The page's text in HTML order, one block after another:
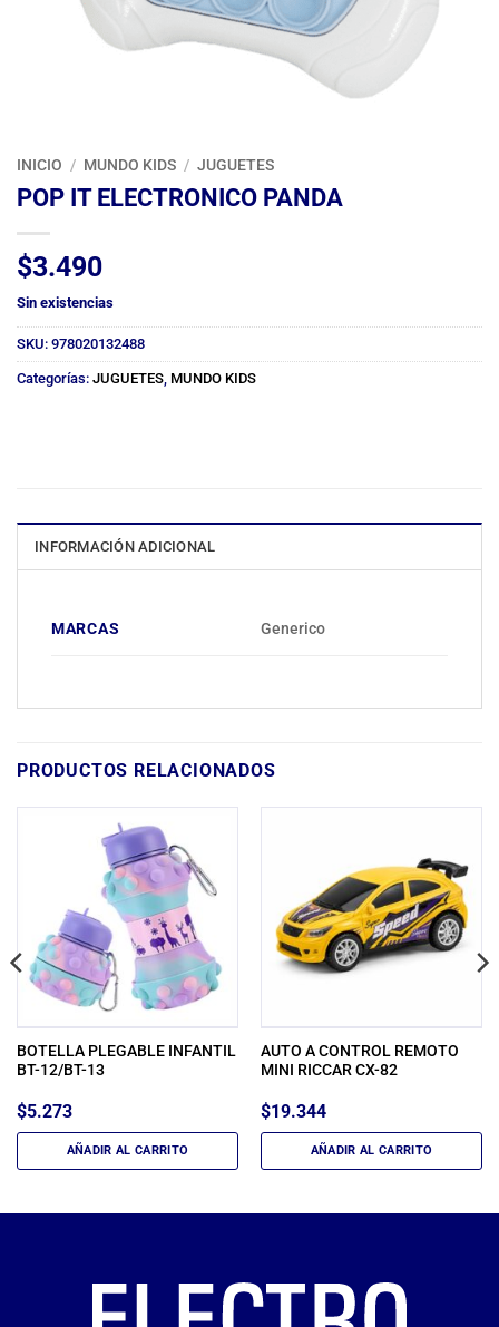
INICIO / MUNDO KIDS / JUGUETES
POP IT ELECTRONICO PANDA
$3.490
Sin existencias
SKU: 978020132488
Categorías: JUGUETES MUNDO KIDS
INFORMACIÓN ADICIONAL
MARCAS Generico
PRODUCTOS RELACIONADOS
BOTELLA PLEGABLE INFANTIL
BT-12/BT-13
$5.273
AÑADIR AL CARRITO
AUTO A CONTROL REMOTO
MINI RICCAR CX-82
$19.344
AÑADIR AL CARRITO